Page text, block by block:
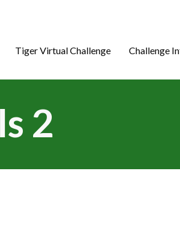
Tiger Virtual Challenge Challenge
2